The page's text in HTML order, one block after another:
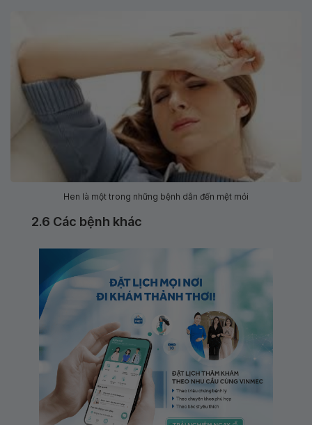
Hen là một trong những bệnh dẫn đến mệt mỏi
2.6 Các bệnh khác